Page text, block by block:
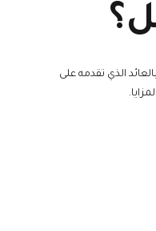
الذي تقدمه على